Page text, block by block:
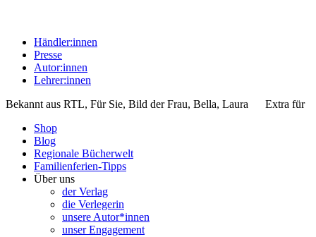
Händler:innen
Presse
Autor:innen
Lehrer:innen
Bekannt aus RTL, Für Sie, Bild der Frau, Bella, Laura Extra für
Shop
Blog
Regionale Bücherwelt
Familienferien-Tipps
Über uns
der Verlag
die Verlegerin
unsere Autor*innen
unser Engagement